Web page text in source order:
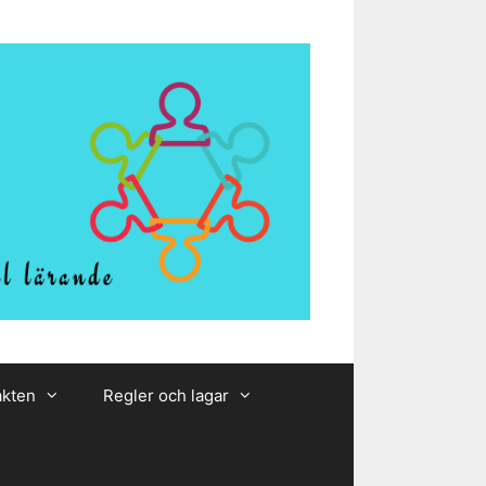
Regler och lagar